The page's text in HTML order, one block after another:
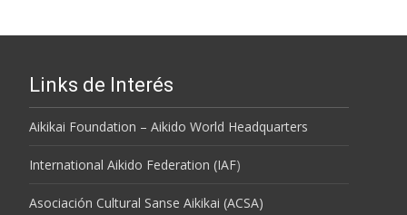
Links de Interés
Aikikai Foundation – Aikido World Headquarters
International Aikido Federation (IAF)
Asociación Cultural Sanse Aikikai (ACSA)